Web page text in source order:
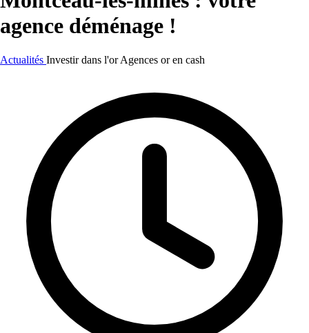
agence déménage !
Actualités Investir dans l'orAgences or en cash